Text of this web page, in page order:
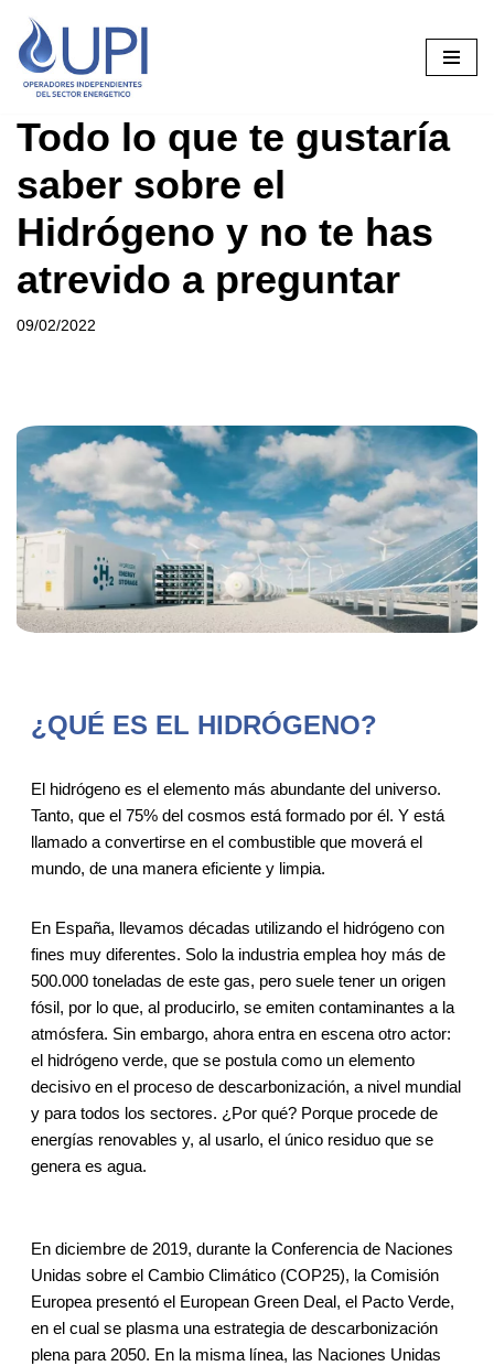
Saltar
al
Todo lo que te gustaría
saber sobre el
Hidrógeno y no te has
atrevido a preguntar
09/02/2022
¿QUÉ ES EL HIDRÓGENO?
El hidrógeno es el elemento más abundante del universo.
Tanto, que el 75% del cosmos está formado por él. Y está
llamado a convertirse en el combustible que moverá el
mundo, de una manera eficiente y limpia.
En España, llevamos décadas utilizando el hidrógeno con
fines muy diferentes. Solo la industria emplea hoy más de
500.000 toneladas de este gas, pero suele tener un origen
fósil, por lo que, al producirlo, se emiten contaminantes a la
atmósfera. Sin embargo, ahora entra en escena otro actor:
el hidrógeno verde, que se postula como un elemento
decisivo en el proceso de descarbonización, a nivel mundial
y para todos los sectores. ¿Por qué? Porque procede de
energías renovables y, al usarlo, el único residuo que se
genera es agua.
En diciembre de 2019, durante la Conferencia de Naciones
Unidas sobre el Cambio Climático (COP25), la Comisión
Europea presentó el European Green Deal, el Pacto Verde,
en el cual se plasma una estrategia de descarbonización
plena para 2050. En la misma línea, las Naciones Unidas